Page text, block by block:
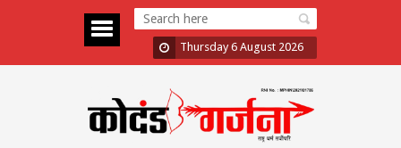
Thursday 6 August 2026